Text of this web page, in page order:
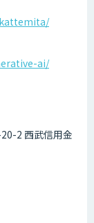
ai/
2 西武信用金